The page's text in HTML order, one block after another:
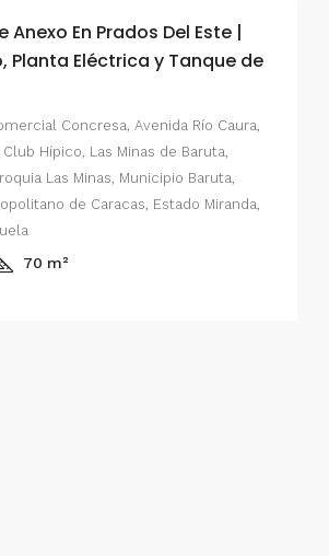
Anexo En Prados Del Este |
Planta Eléctrica y Tanque de
Concresa, Avenida Río Caura,
Hípico, Las Minas de Baruta,
Las Minas, Municipio Baruta,
de Caracas, Estado Miranda,
70 m²